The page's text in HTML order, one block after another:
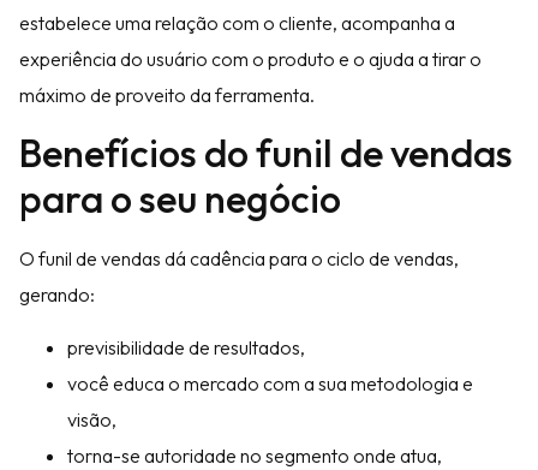
estabelece uma relação com o cliente, acompanha a
experiência do usuário com o produto e o ajuda a tirar o
máximo de proveito da ferramenta.
Benefícios do funil de vendas
para o seu negócio
O funil de vendas dá cadência para o ciclo de vendas,
gerando:
previsibilidade de resultados,
você educa o mercado com a sua metodologia e
visão,
torna-se autoridade no segmento onde atua,